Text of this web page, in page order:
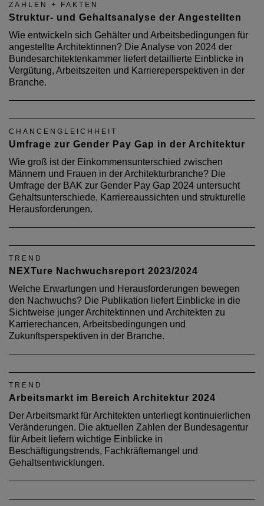
ZAHLEN + FAKTEN
Struktur- und Gehaltsanalyse der Angestellten
Wie entwickeln sich Gehälter und Arbeitsbedingungen für
angestellte Architektinnen? Die Analyse von 2024 der
Bundesarchitektenkammer liefert detaillierte Einblicke in
Vergütung, Arbeitszeiten und Karriereperspektiven in der
Branche.
CHANCENGLEICHHEIT
Umfrage zur Gender Pay Gap in der Architektur
Wie groß ist der Einkommensunterschied zwischen
Männern und Frauen in der Architekturbranche? Die
Umfrage der BAK zur Gender Pay Gap 2024 untersucht
Gehaltsunterschiede, Karriereaussichten und strukturelle
Herausforderungen.
TREND
NEXTure Nachwuchsreport 2023/2024
Welche Erwartungen und Herausforderungen bewegen
den Nachwuchs? Die Publikation liefert Einblicke in die
Sichtweise junger Architektinnen und Architekten zu
Karrierechancen, Arbeitsbedingungen und
Zukunftsperspektiven in der Branche.
TREND
Arbeitsmarkt im Bereich Architektur 2024
Der Arbeitsmarkt für Architekten unterliegt kontinuierlichen
Veränderungen. Die aktuellen Zahlen der Bundesagentur
für Arbeit liefern wichtige Einblicke in
Beschäftigungstrends, Fachkräftemangel und
Gehaltsentwicklungen.